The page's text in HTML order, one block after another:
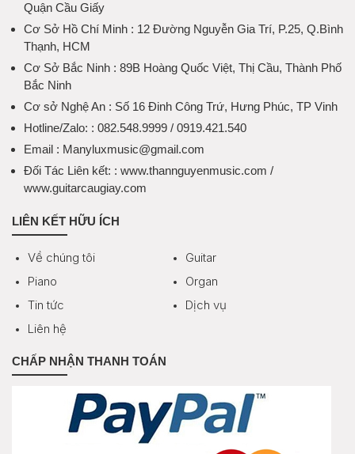
Quận Cầu Giấy
Cơ Sở Hồ Chí Minh : 12 Đường Nguyễn Gia Trí, P.25, Q.Bình
Thạnh, HCM
Cơ Sở Bắc Ninh : 89B Hoàng Quốc Việt, Thị Cầu, Thành Phố
Bắc Ninh
Cơ sở Nghệ An : Số 16 Đinh Công Trứ, Hưng Phúc, TP Vinh
Hotline/Zalo: : 082.548.9999 / 0919.421.540
Email : Manyluxmusic@gmail.com
Đối Tác Liên kết: : www.thannguyenmusic.com /
www.guitarcaugiay.com
LIÊN KẾT HỮU ÍCH
Về chúng tôi
Guitar
Piano
Organ
Tin tức
Dịch vụ
Liên hệ
CHẤP NHẬN THANH TOÁN